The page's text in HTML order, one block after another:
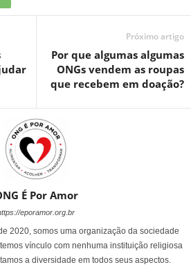
Próximo artigo
Por que algumas algumas
ONGs vendem as roupas
que recebem em doação?
É Por Amor
eporamor.org.br
2020, somos uma organização da sociedade
vínculo com nenhuma instituição religiosa
a diversidade em todos seus aspectos.